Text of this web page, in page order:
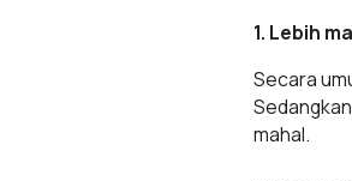
1. Lebih
Secara
mahal.